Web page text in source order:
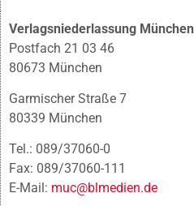
Verlagsniederlassung München
Postfach 21 03 46
80673 München
Garmischer Straße 7
80339 München
Tel.: 089/37060-0
Fax: 089/37060-111
E-Mail: muc@blmedien.de